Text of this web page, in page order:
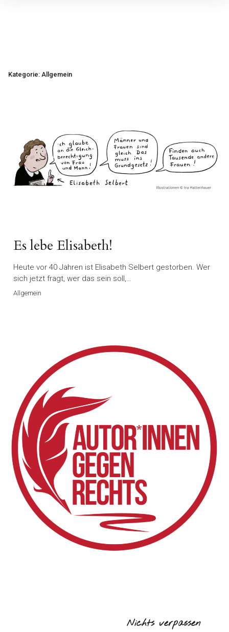
Kategorie: Allgemein
Es lebe Elisabeth!
Heute vor 40 Jahren ist Elisabeth Selbert gestorben. Wer
sich jetzt fragt, wer das sein soll,…
Allgemein
Nichts verpassen